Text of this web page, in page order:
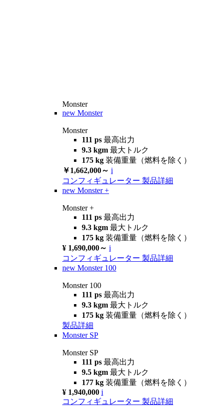
Monster
new Monster
Monster
111 ps 最高出力
9.3 kgm 最大トルク
175 kg 装備重量（燃料を除く）
￥1,662,000～ i
コンフィギュレーター 製品詳細
new Monster +
Monster +
111 ps 最高出力
9.3 kgm 最大トルク
175 kg 装備重量（燃料を除く）
¥ 1,690,000～ i
コンフィギュレーター 製品詳細
new Monster 100
Monster 100
111 ps 最高出力
9.3 kgm 最大トルク
175 kg 装備重量（燃料を除く）
製品詳細
Monster SP
Monster SP
111 ps 最高出力
9.5 kgm 最大トルク
177 kg 装備重量（燃料を除く）
¥ 1,940,000 i
コンフィギュレーター 製品詳細